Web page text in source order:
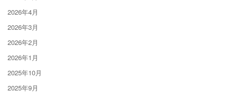
2026年4月
2026年3月
2026年2月
2026年1月
2025年10月
2025年9月